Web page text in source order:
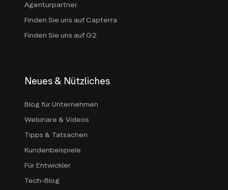
Agenturpartner
Finden Sie uns auf Capterra
Finden Sie uns auf G2
Neues & Nützliches
Blog für Unternehmen
Webinare & Videos
Tipps & Tatsachen
Kundenbeispiele
Für Entwickler
Tech-Blog